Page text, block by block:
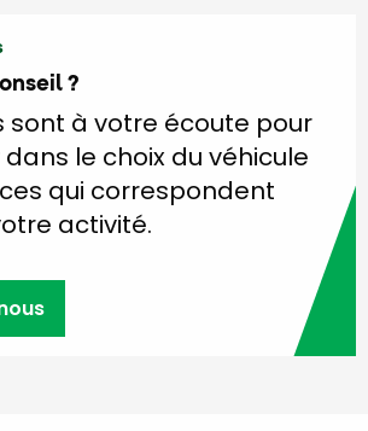
?
sont à votre écoute pour
le choix du véhicule
qui correspondent
activité.